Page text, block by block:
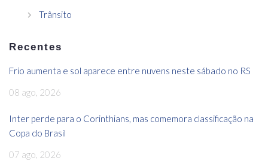
Trânsito
Recentes
Frio aumenta e sol aparece entre nuvens neste sábado no RS
08 ago, 2026
Inter perde para o Corinthians, mas comemora classificação na
Copa do Brasil
07 ago, 2026